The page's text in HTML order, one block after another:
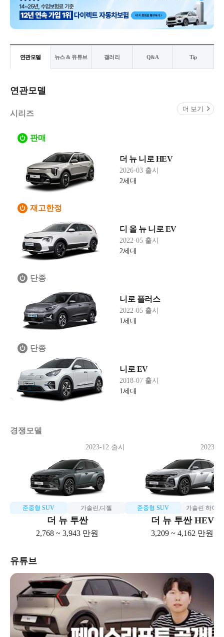
연관모델 뉴스 & 유튜브 갤러리 Q&A Tip
연관모델
시리즈
더 보기
판매
더 뉴 니로 HEV
2026-03 출시
2세대
재고한정
디 올 뉴 니로 EV
2022-05 출시
2세대
단종
니로 플러스
2022-05 출시
1세대
단종
니로 EV
2018-07 출시
1세대
경쟁모델
준중형 SUV 가솔린,디젤
더 뉴 투싼
2023-12 출시
2,768 ~ 3,943 만원
준중형 SUV 가솔린 하이
더 뉴 투싼 HEV
2023-
3,209 ~ 4,162 만원
유튜브